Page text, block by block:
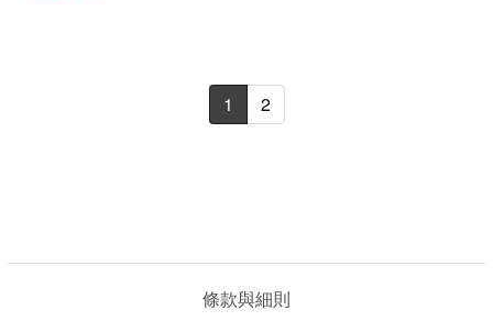
1 2
條款與細則